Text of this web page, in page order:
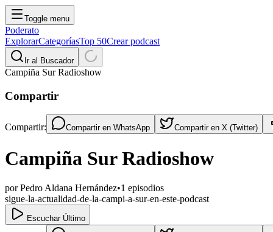
Toggle menu
Poderato
ExplorarCategoríasTop 50Crear podcast
Ir al Buscador
Campiña Sur Radioshow
Compartir
Compartir: Compartir en WhatsApp Compartir en X (Twitter)
Campiña Sur Radioshow
porPedro Aldana Hernández•1 episodios
sigue-la-actualidad-de-la-campi-a-sur-en-este-podcast
Escuchar Último